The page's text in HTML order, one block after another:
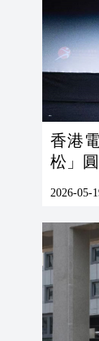
香港
松」
2026-05-